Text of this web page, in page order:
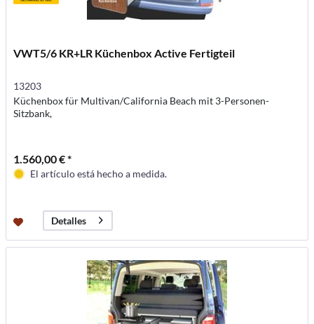
VWT5/6 KR+LR Küchenbox Active Fertigteil
13203
Küchenbox für Multivan/California Beach mit 3-Personen-
Sitzbank,
1.560,00 € *
El artículo está hecho a medida.
Detalles